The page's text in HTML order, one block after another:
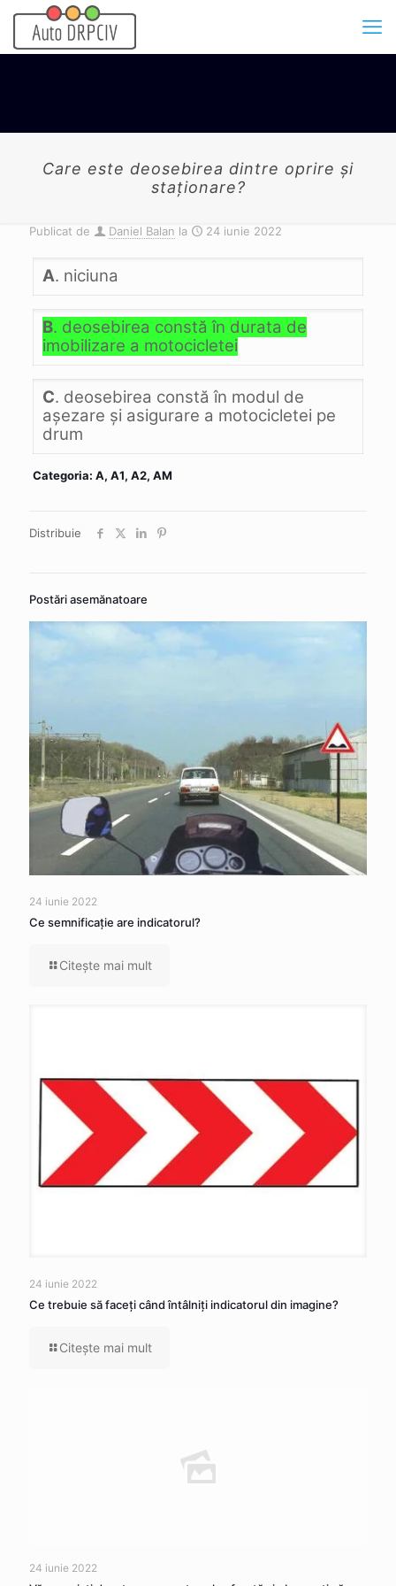
Care este deosebirea dintre oprire şi
staţionare?
Publicat de Daniel Balan la 24 iunie 2022
A. niciuna
B. deosebirea constă în durata de
imobilizare a motocicletei
C. deosebirea constă în modul de
aşezare şi asigurare a motocicletei pe
drum
Categoria: A, A1, A2, AM
Distribuie
Postări asemănatoare
24 iunie 2022
Ce semnificaţie are indicatorul?
Citeşte mai mult
24 iunie 2022
Ce trebuie să faceţi când întâlniţi indicatorul din imagine?
Citeşte mai mult
24 iunie 2022